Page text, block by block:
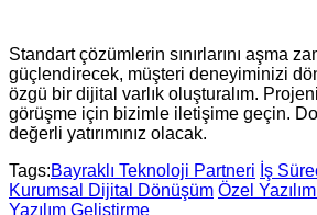
Standart çözümlerin sınırlarını aşma
güçlendirecek, müşteri deneyiminizi
özgü bir dijital varlık oluşturalım.
görüşme için bizimle iletişime geçin.
değerli yatırımınız olacak.
Tags:Bayraklı Teknoloji Partneri İş
Kurumsal Dijital Dönüşüm Özel
Yazılım Geliştirme